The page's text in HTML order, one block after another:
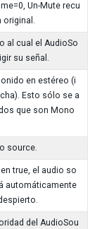
Un-Mute recu
original.
al cual el AudioSo
su señal.
en estéreo (i
Esto sólo se a
que son Mono
source.
true, el audio so
automáticamente
del AudioSou